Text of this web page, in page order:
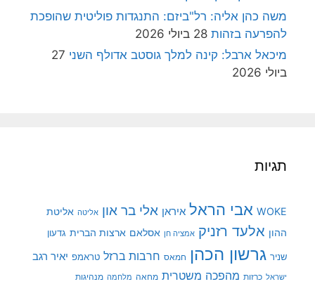
משה כהן אליה: רל"ביזם: התנגדות פוליטית שהופכת
להפרעה בזהות 28 ביולי 2026
מיכאל ארבל: קינה למלך גוסטב אדולף השני 27
ביולי 2026
תגיות
WOKE אבי הראל איראן אלי בר און אליטה אליטת
ההון אלעד רזניק אמציה חן אסלאם ארצות הברית גדעון
שניר גרשון הכהן חמאס חרבות ברזל טראמפ יאיר רגב
ישראל כרזות מהפכה משטרית מחאה מלחמה מנהיגות